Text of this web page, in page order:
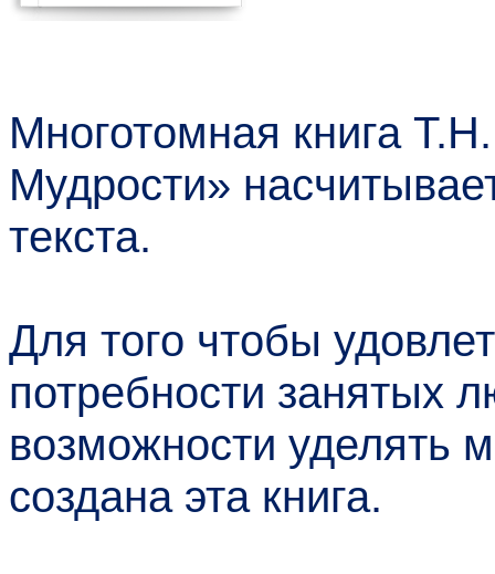
Многотомная книга
Мудрости»
текста.
Для того чтобы
потребности занятых
возможности уделять
создана эта книга.